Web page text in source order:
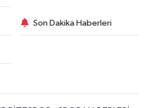
Son Dakika Haberleri